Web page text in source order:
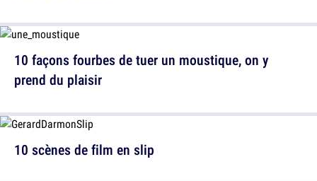
10 scènes de film en slip
10 façons fourbes de tuer un moustique, on y
prend du plaisir